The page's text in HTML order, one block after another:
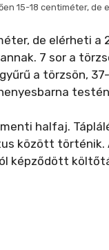
15-18 centiméter, de
de elérheti a
7 sor a
a törzsön,
halfaj.
között történik.
képződött